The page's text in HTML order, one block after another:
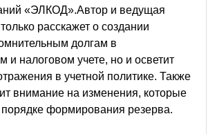
«ЭЛКОД».Автор и ведущая
расскажет о создании
долгам в
и налоговом учете, но и осветит
в учетной политике. Также
внимание на изменения, которые
формирования резерва.